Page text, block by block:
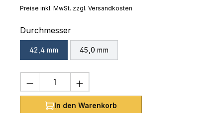
Preise inkl. MwSt. zzgl. Versandkosten
Durchmesserauswählen
42,4 mm 45,0 mm
Produkt Anzahl: Gib den
In den Warenkorb